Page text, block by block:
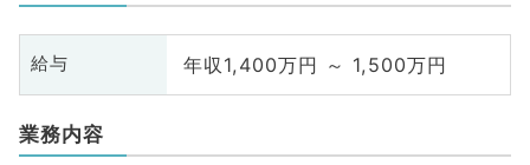
給与 年収1,400万円 ～ 1,500万円
業務内容